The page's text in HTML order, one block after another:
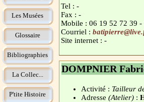
Les Musées
Glossaire
Bibliographies
La Collec...
P'tite Histoire
Tel : -
Fax : -
Mobile : 06 19 52 72 39 -
Courriel :
Site internet : -
DOMPNIER
Activité : Tailleur
Adresse (Atelier) :